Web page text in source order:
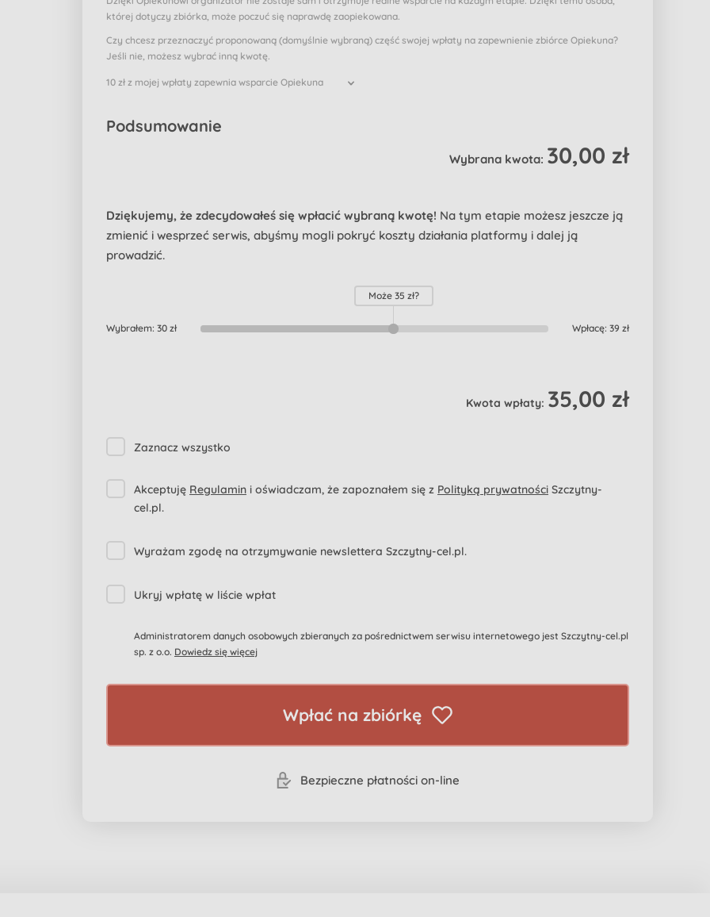
której dotyczy zbiórka, może poczuć się naprawdę zaopiekowana.
Czy chcesz przeznaczyć proponowaną (domyślnie wybraną) część swojej wpłaty na zapewnienie zbiórce Opiekuna?
Jeśli nie, możesz wybrać inną kwotę.
10 zł z mojej wpłaty zapewnia wsparcie Opiekuna
Podsumowanie
Wybrana kwota: 30,00 zł
Dziękujemy, że zdecydowałeś się wpłacić wybraną kwotę! Na tym etapie możesz jeszcze ją
zmienić i wesprzeć serwis, abyśmy mogli pokryć koszty działania platformy i dalej ją
prowadzić.
Wybrałem: 30 zł
Może 35 zł?
Wpłacę: 39 zł
Kwota wpłaty: 35,00 zł
Zaznacz wszystko
Akceptuję Regulamin i oświadczam, że zapoznałem się z Polityką prywatności Szczytny-
cel.pl.
Wyrażam zgodę na otrzymywanie newslettera Szczytny-cel.pl.
Ukryj wpłatę w liście wpłat
Administratorem danych osobowych zbieranych za pośrednictwem serwisu internetowego jest Szczytny-cel.pl
sp. z o.o. Dowiedz się więcej
Wpłać na zbiórkę
Bezpieczne płatności on-line